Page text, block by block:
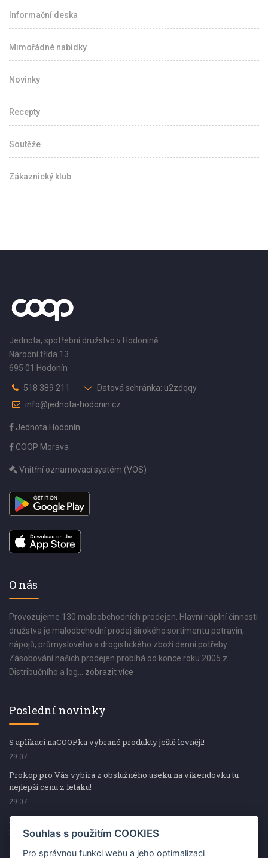
Informační deska
Mimořádné nabídky
Novinky
Recepty
Soutěže
Zákaznický klub
Jednota, spotřební družstvo v Hodoníně
Národní třída 13
695 01 Hodonín
518 389 211
Datová schránka: u2zdqqy
info@jednota-hodonin.cz
Jednota Hodonín
COOP Morava
Vnitřní oznamovací systém (VOS)
O nás
Provozujeme 130 maloobchodních prodejen. Hlavní náplní činnosti
družstva je maloobchodní prodej širokého sortimentu potravin,
nápojů, průmyslového a drogistického zboží denní potřeby.
Zásobování našich prodejen probíhá od konce roku 2005 z
Distribučního a log... zobrazit více
Poslední novinky
S aplikací naCOOPka vybrané produkty ještě levněji!
29.07
Prokop pro Vás vybírá z obslužného úseku na víkendovku tu
nejlepší cenu z letáku!
29.07
Prokop pro Vás vybírá z obslužného úseku na víkendovku tu
nejlepší cenu z letáku!
Souhlas s použitím COOKIES
Pro správnou funkci webu a jeho optimalizaci